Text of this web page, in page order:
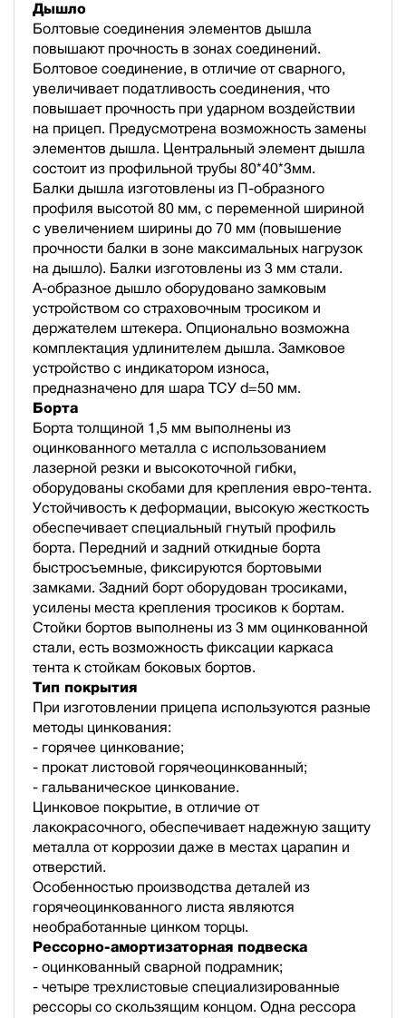
Дышло
Болтовые соединения элементов дышла
повышают прочность в зонах соединений.
Болтовое соединение, в отличие от сварного,
увеличивает податливость соединения, что
повышает прочность при ударном воздействии
на прицеп. Предусмотрена возможность замены
элементов дышла. Центральный элемент дышла
состоит из профильной трубы 80*40*3мм.
Балки дышла изготовлены из П-образного
профиля высотой 80 мм, с переменной шириной
с увеличением ширины до 70 мм (повышение
прочности балки в зоне максимальных нагрузок
на дышло). Балки изготовлены из 3 мм стали.
А-образное дышло оборудовано замковым
устройством со страховочным тросиком и
держателем штекера. Опционально возможна
комплектация удлинителем дышла. Замковое
устройство с индикатором износа,
предназначено для шара ТСУ d=50 мм.
Борта
Борта толщиной 1,5 мм выполнены из
оцинкованного металла с использованием
лазерной резки и высокоточной гибки,
оборудованы скобами для крепления евро-тента.
Устойчивость к деформации, высокую жесткость
обеспечивает специальный гнутый профиль
борта. Передний и задний откидные борта
быстросъемные, фиксируются бортовыми
замками. Задний борт оборудован тросиками,
усилены места крепления тросиков к бортам.
Стойки бортов выполнены из 3 мм оцинкованной
стали, есть возможность фиксации каркаса
тента к стойкам боковых бортов.
Тип покрытия
При изготовлении прицепа используются разные
методы цинкования:
- горячее цинкование;
- прокат листовой горячеоцинкованный;
- гальваническое цинкование.
Цинковое покрытие, в отличие от
лакокрасочного, обеспечивает надежную защиту
металла от коррозии даже в местах царапин и
отверстий.
Особенностью производства деталей из
горячеоцинкованного листа являются
необработанные цинком торцы.
Рессорно-амортизаторная подвеска
- оцинкованный сварной подрамник;
- четыре трехлистовые специализированные
рессоры со скользящим концом. Одна рессора